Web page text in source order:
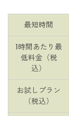
最短時間
1時間あたり最
低料金（税
込）
お試しプラン
（税込）